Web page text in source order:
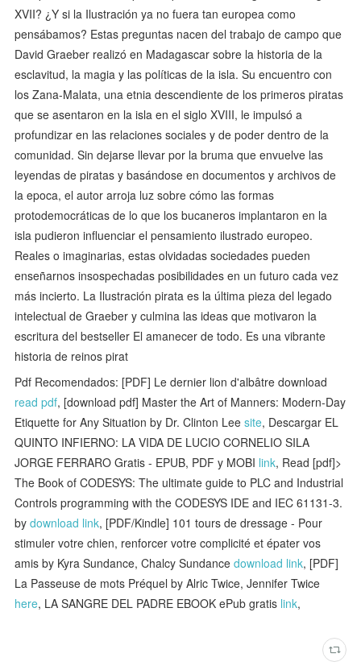
XVII? ¿Y si la Ilustración ya no fuera tan europea como
pensábamos? Estas preguntas nacen del trabajo de campo que
David Graeber realizó en Madagascar sobre la historia de la
esclavitud, la magia y las políticas de la isla. Su encuentro con
los Zana-Malata, una etnia descendiente de los primeros piratas
que se asentaron en la isla en el siglo XVIII, le impulsó a
profundizar en las relaciones sociales y de poder dentro de la
comunidad. Sin dejarse llevar por la bruma que envuelve las
leyendas de piratas y basándose en documentos y archivos de
la epoca, el autor arroja luz sobre cómo las formas
protodemocráticas de lo que los bucaneros implantaron en la
isla pudieron influenciar el pensamiento ilustrado europeo.
Reales o imaginarias, estas olvidadas sociedades pueden
enseñarnos insospechadas posibilidades en un futuro cada vez
más incierto. La Ilustración pirata es la última pieza del legado
intelectual de Graeber y culmina las ideas que motivaron la
escritura del bestseller El amanecer de todo. Es una vibrante
historia de reinos pirat
Pdf Recomendados: [PDF] Le dernier lion d'albâtre download
read pdf, [download pdf] Master the Art of Manners: Modern-Day
Etiquette for Any Situation by Dr. Clinton Leesite, Descargar EL
QUINTO INFIERNO: LA VIDA DE LUCIO CORNELIO SILA
JORGE FERRARO Gratis - EPUB, PDF y MOBI link, Read [pdf]>
The Book of CODESYS: The ultimate guide to PLC and Industrial
Controls programming with the CODESYS IDE and IEC 61131-3.
bydownload link, [PDF/Kindle] 101 tours de dressage - Pour
stimuler votre chien, renforcer votre complicité et épater vos
amis by Kyra Sundance, Chalcy Sundancedownload link, [PDF]
La Passeuse de mots Préquel by Alric Twice, Jennifer Twice
here, LA SANGRE DEL PADRE EBOOK ePub gratis link,